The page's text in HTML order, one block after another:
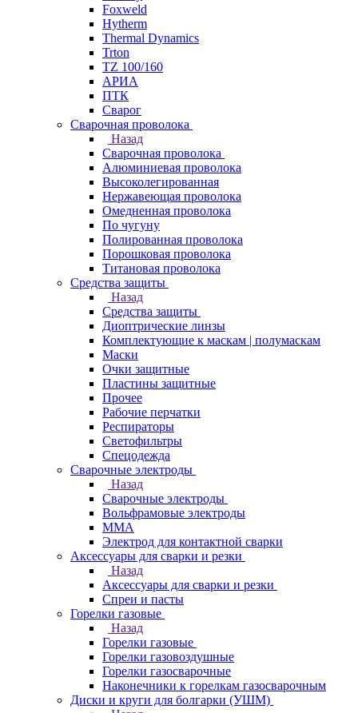
Foxweld
Hytherm
Thermal Dynamics
Trton
TZ 100/160
АРИА
ПТК
Сварог
Сварочная проволока
Назад
Сварочная проволока
Алюминиевая проволока
Высоколегированная
Нержавеющая проволока
Омедненная проволока
По чугуну
Полированная проволока
Порошковая проволока
Титановая проволока
Средства защиты
Назад
Средства защиты
Диоптрические линзы
Комплектующие к маскам | полумаскам
Маски
Очки защитные
Пластины защитные
Прочее
Рабочие перчатки
Респираторы
Светофильтры
Спецодежда
Сварочные электроды
Назад
Сварочные электроды
Вольфрамовые электроды
ММА
Электрод для контактной сварки
Аксессуары для сварки и резки
Назад
Аксессуары для сварки и резки
Спреи и пасты
Горелки газовые
Назад
Горелки газовые
Горелки газовоздушные
Горелки газосварочные
Наконечники к горелкам газосварочным
Диски и круги для болгарки (УШМ)